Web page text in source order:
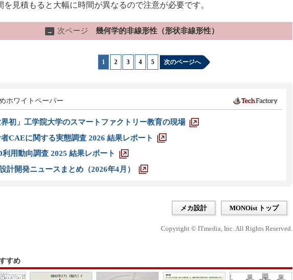
を見積もると大幅に時間が異なるので注意が必要です。
→ 次ページ 幾何学的非線形性（形状非線形性）
1 2 3 4 5 次のページへ
ホワイトペーパー
界初」工学院大学のスマートファクトリー教育の現場
CAEに関する実態調査 2026 結果レポート
利用動向調査 2025 結果レポート
計開発ニュースまとめ（2026年4月）
メカ設計 MONOist トップ
Copyright © ITmedia, Inc. All Rights Reserved.
すめ